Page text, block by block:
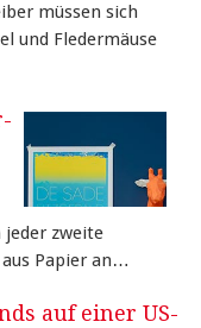
müssen sich
und Fledermäuse
jeder zweite
Papier an…
auf einer US-